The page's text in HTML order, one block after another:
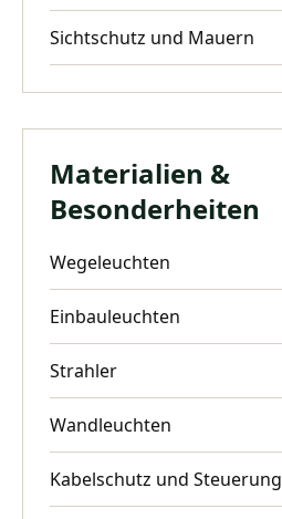
Sichtschutz und Mauern
Materialien &
Besonderheiten
Wegeleuchten
Einbauleuchten
Strahler
Wandleuchten
Kabelschutz und Steuerung